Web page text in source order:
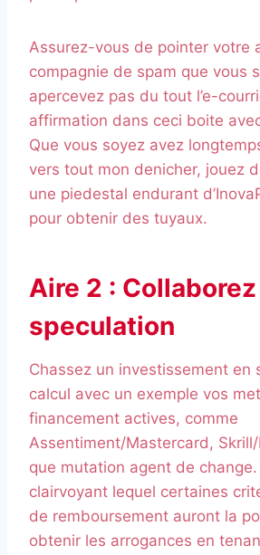
Assurez-vous de pointer votre
compagnie de spam que vous
apercevez pas du tout l’e-
affirmation dans ceci boite
Que vous soyez avez
vers tout mon denicher, jouez
une piedestal endurant
pour obtenir des tuyaux.
Aire 2 :
speculation
Chassez un investissement en
calcul avec un exemple vos
financement actives, comme
Assentiment/Mastercard,
que mutation agent de
clairvoyant lequel certaines
de remboursement auront la
obtenir les arrogances en